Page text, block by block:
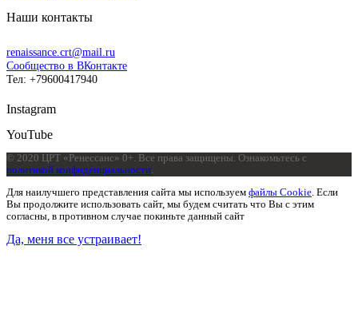
Наши контакты
renaissance.crt@mail.ru
Сообщество в ВКонтакте
Тел: +79600417940
Instagram
YouTube
© 2020 ЦРТ «Ренессанс» 0+. Все права защищены. Ознакомьтесь с
политикой конфиденциальности
Для наилучшего представления сайта мы используем файлы Cookie . Если
Вы продолжите использовать сайт, мы будем считать что Вы с этим
согласны, в противном случае покиньте данный сайт
Да, меня все устраивает!